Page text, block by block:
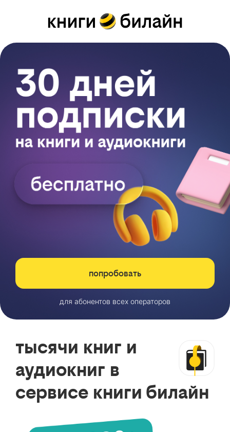
попробовать
для абонентов всех операторов
тысячи книг и
аудиокниг в
сервисе книги билайн